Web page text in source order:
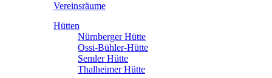
Vereinsräume
Hütten
Nürnberger Hütte
Ossi-Bühler-Hütte
Semler Hütte
Thalheimer Hütte